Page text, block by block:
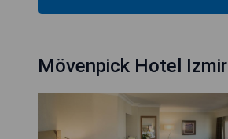
Mövenpick Hotel Izmir